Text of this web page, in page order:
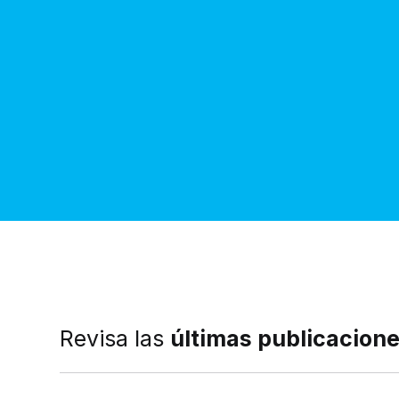
Revisa las últimas